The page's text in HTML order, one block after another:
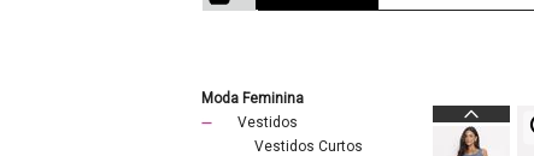
Moda Feminina
Vestidos
Vestidos Curtos